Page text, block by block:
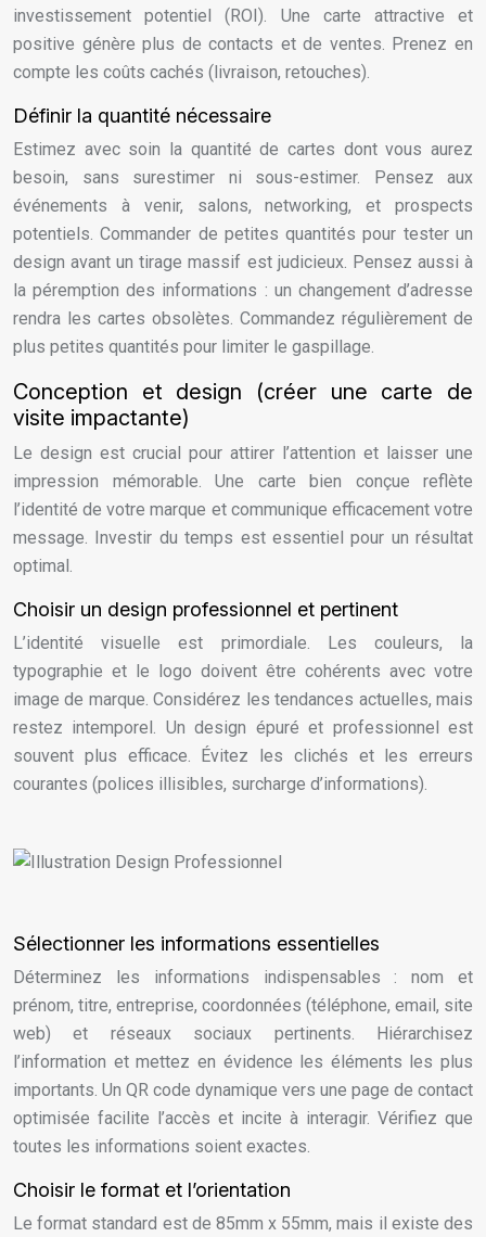
investissement potentiel (ROI). Une carte attractive et
positive génère plus de contacts et de ventes. Prenez en
compte les coûts cachés (livraison, retouches).
Définir la quantité nécessaire
Estimez avec soin la quantité de cartes dont vous aurez
besoin, sans surestimer ni sous-estimer. Pensez aux
événements à venir, salons, networking, et prospects
potentiels. Commander de petites quantités pour tester un
design avant un tirage massif est judicieux. Pensez aussi à
la péremption des informations : un changement d’adresse
rendra les cartes obsolètes. Commandez régulièrement de
plus petites quantités pour limiter le gaspillage.
Conception et design (créer une carte de
visite impactante)
Le design est crucial pour attirer l’attention et laisser une
impression mémorable. Une carte bien conçue reflète
l’identité de votre marque et communique efficacement votre
message. Investir du temps est essentiel pour un résultat
optimal.
Choisir un design professionnel et pertinent
L’identité visuelle est primordiale. Les couleurs, la
typographie et le logo doivent être cohérents avec votre
image de marque. Considérez les tendances actuelles, mais
restez intemporel. Un design épuré et professionnel est
souvent plus efficace. Évitez les clichés et les erreurs
courantes (polices illisibles, surcharge d’informations).
Sélectionner les informations essentielles
Déterminez les informations indispensables : nom et
prénom, titre, entreprise, coordonnées (téléphone, email, site
web) et réseaux sociaux pertinents. Hiérarchisez
l’information et mettez en évidence les éléments les plus
importants. Un QR code dynamique vers une page de contact
optimisée facilite l’accès et incite à interagir. Vérifiez que
toutes les informations soient exactes.
Choisir le format et l’orientation
Le format standard est de 85mm x 55mm, mais il existe des